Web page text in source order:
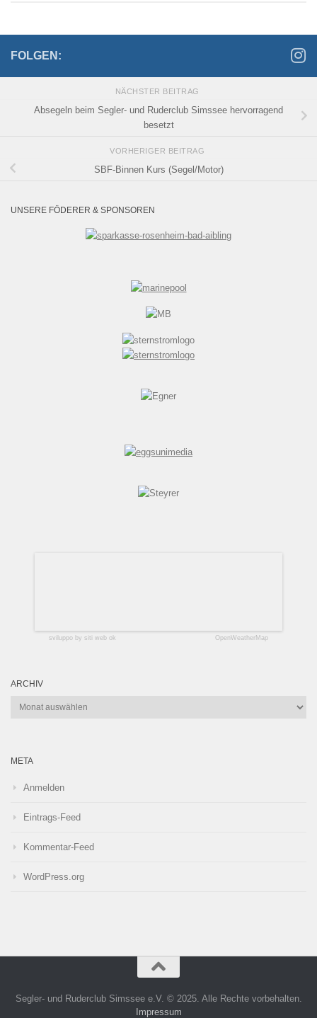
FOLGEN:
NÄCHSTER BEITRAG
Absegeln beim Segler- und Ruderclub Simssee hervorragend
besetzt
VORHERIGER BEITRAG
SBF-Binnen Kurs (Segel/Motor)
UNSERE FÖDERER & SPONSOREN
sviluppo by siti web ok OpenWeatherMap
ARCHIV
Archiv
META
Anmelden
Eintrags-Feed
Kommentar-Feed
WordPress.org
Segler- und Ruderclub Simssee e.V. © 2025. Alle Rechte vorbehalten.
Impressum